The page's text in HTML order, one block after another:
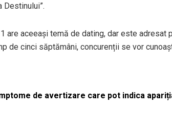
Destinului”.
are aceeași temă de dating, dar este adresat
de cinci săptămâni, concurenții se vor
de avertizare care pot indica